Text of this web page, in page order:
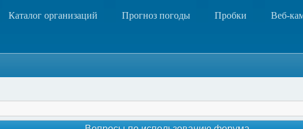
Каталог организаций Прогноз погоды Пробки Веб-